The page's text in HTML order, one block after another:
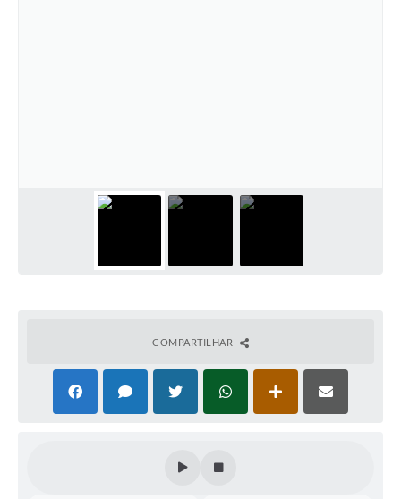
COMPARTILHAR